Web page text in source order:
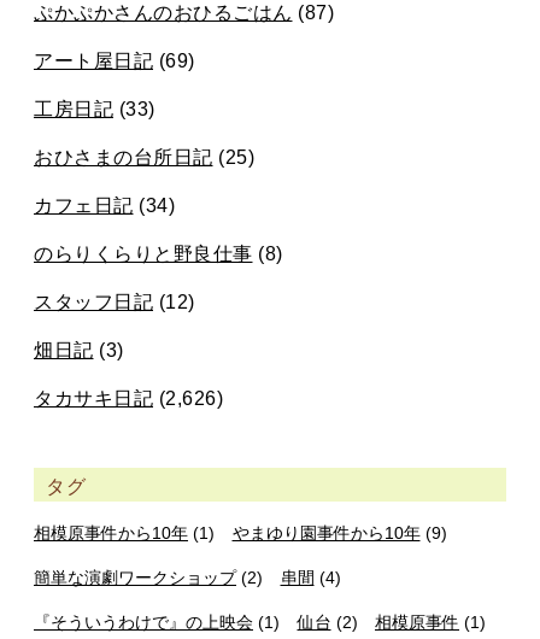
ぷかぷかさんのおひるごはん (87)
アート屋日記 (69)
工房日記 (33)
おひさまの台所日記 (25)
カフェ日記 (34)
のらりくらりと野良仕事 (8)
スタッフ日記 (12)
畑日記 (3)
タカサキ日記 (2,626)
タグ
相模原事件から10年 (1) やまゆり園事件から10年(9)
簡単な演劇ワークショップ(2) 串間 (4)
『そういうわけで』の上映会 (1) 仙台 (2) 相模原事件 (1)